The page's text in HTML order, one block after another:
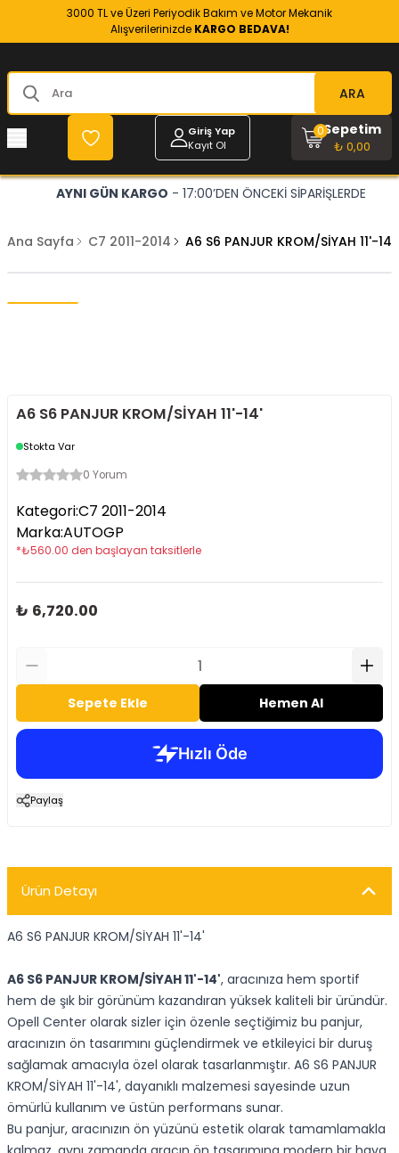
3000 TL ve Üzeri Periyodik Bakım ve Motor Mekanik
Alışverilerinizde KARGO BEDAVA!
ARA
Giriş Yap
Kayıt Ol
Sepetim
₺ 0,00
0
AYNI GÜN KARGO - 17:00’DEN ÖNCEKİ SİPARİŞLERDE
Ana Sayfa C7 2011-2014 A6 S6 PANJUR KROM/SİYAH 11'-14'
A6 S6 PANJUR KROM/SİYAH 11'-14'
Stokta Var
0 Yorum
Kategori:C7 2011-2014
Marka:AUTOGP
*₺560.00 den başlayan taksitlerle
₺ 6,720.00
Sepete Ekle Hemen Al
Paylaş
Ürün Detayı
A6 S6 PANJUR KROM/SİYAH 11'-14'
A6 S6 PANJUR KROM/SİYAH 11'-14', aracınıza hem sportif
hem de şık bir görünüm kazandıran yüksek kaliteli bir üründür.
Opell Center olarak sizler için özenle seçtiğimiz bu panjur,
aracınızın ön tasarımını güçlendirmek ve etkileyici bir duruş
sağlamak amacıyla özel olarak tasarlanmıştır. A6 S6 PANJUR
KROM/SİYAH 11'-14', dayanıklı malzemesi sayesinde uzun
ömürlü kullanım ve üstün performans sunar.
Bu panjur, aracınızın ön yüzünü estetik olarak tamamlamakla